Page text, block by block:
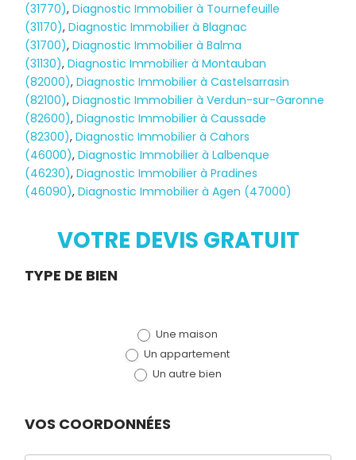
Diagnostic
TERMITES
(31770),Diagnostic Immobilier à Tournefeuille
(31170),Diagnostic Immobilier à Blagnac
(31700),Diagnostic Immobilier à Balma
(31130),Diagnostic Immobilier à Montauban
(82000),Diagnostic Immobilier à Castelsarrasin
(82100),Diagnostic Immobilier à Verdun-sur-Garonne
(82600),Diagnostic Immobilier à Caussade
(82300),Diagnostic Immobilier à Cahors
(46000),Diagnostic Immobilier à Lalbenque
(46230),Diagnostic Immobilier à Pradines
(46090),Diagnostic Immobilier à Agen (47000)
VOTRE DEVIS GRATUIT
Demande
TYPE DE BIEN
Une maison
Un appartement
Un autre bien
VOS COORDONNÉES